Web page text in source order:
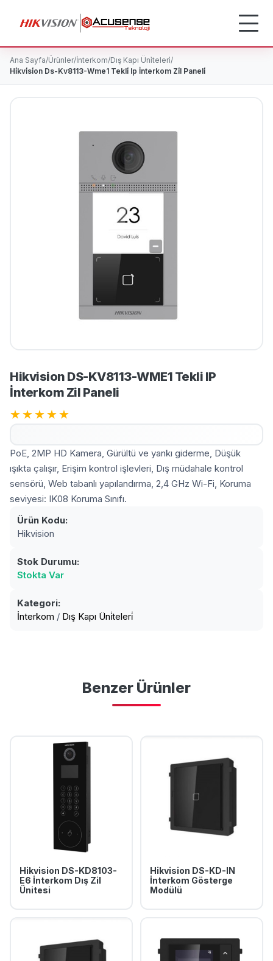
Ana Sayfa/Ürünler/İnterkom/Dış Kapı Üni̇teleri̇/
Hi̇kvi̇si̇on Ds-Kv8113-Wme1 Tekli̇ Ip İnterkom Zi̇l Paneli̇
Hikvision DS-KV8113-WME1 Tekli IP
İnterkom Zil Paneli
★★★★★
PoE, 2MP HD Kamera, Gürültü ve yankı giderme, Düşük
ışıkta çalışır, Erişim kontrol işlevleri, Dış müdahale kontrol
sensörü, Web tabanlı yapılandırma, 2,4 GHz Wi-Fi, Koruma
seviyesi: IK08 Koruma Sınıfı.
Ürün Kodu:
Hikvision
Stok Durumu:
Stokta Var
Kategori:
İnterkom / Dış Kapı Üni̇teleri̇
Benzer Ürünler
Hikvision DS-KD8103-
E6 İnterkom Dış Zil
Ünitesi
Hikvision DS-KD-IN
İnterkom Gösterge
Modülü